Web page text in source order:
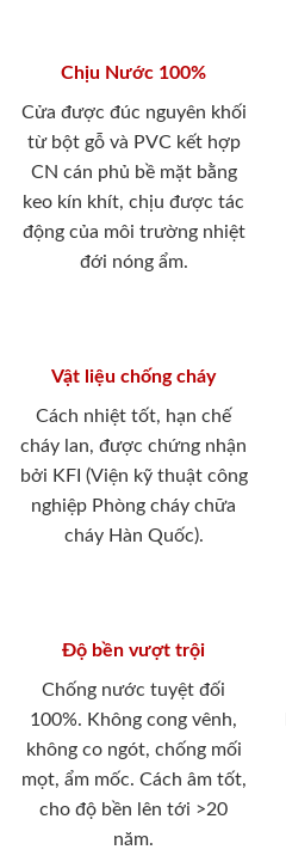
Chịu Nước 100%
Cửa được đúc nguyên khối
từ bột gỗ và PVC kết hợp
CN cán phủ bề mặt bằng
keo kín khít, chịu được tác
động của môi trường nhiệt
đới nóng ẩm.
Vật liệu chống cháy
Cách nhiệt tốt, hạn chế
cháy lan, được chứng nhận
bởi KFI (Viện kỹ thuật công
nghiệp Phòng cháy chữa
cháy Hàn Quốc).
Độ bền vượt trội
Chống nước tuyệt đối
100%. Không cong vênh,
không co ngót, chống mối
mọt, ẩm mốc. Cách âm tốt,
cho độ bền lên tới >20
năm.